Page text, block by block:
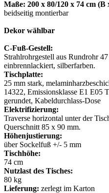
Maße: 200 x 80/120 x 74 cm (B
beidseitig montierbar
Dekor wählbar
C-Fuß-Gestell:
Strahlrohrgestell aus Rundrohr
einbrennlackiert, silberfarben.
Tischplatte:
25 mm stark,
14322, Emissionsklasse E1 E05
gerundet, Kabeldurchlass-Dose
Elektrifizierung:
Traverse horizontal unter der
Querschnitt 85 x 90 mm.
Höhenjustierung:
über Sockelfuß +/- 5 mm
Tischhöhe:
74 cm
Nutzlast des Tisches:
80 kg
Lieferung: zerlegt im Karton